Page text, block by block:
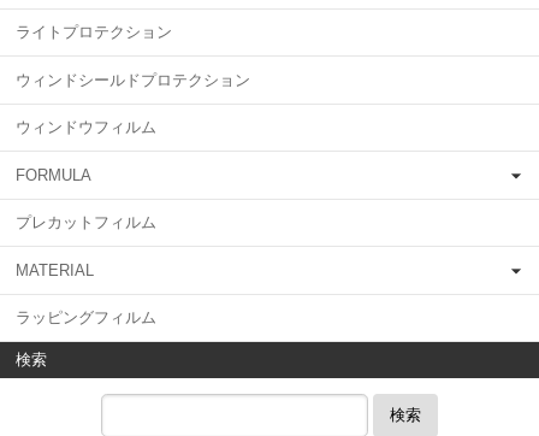
ライトプロテクション
ウィンドシールドプロテクション
ウィンドウフィルム
FORMULA
プレカットフィルム
MATERIAL
ラッピングフィルム
検索
検索